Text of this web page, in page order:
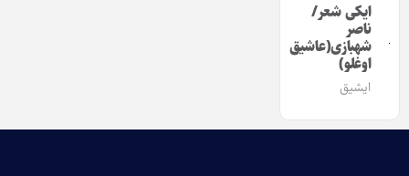
ایکی شعر/
ناصر
شهبازی(عاشیق
اوغلو)
ایشیق